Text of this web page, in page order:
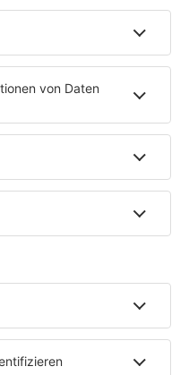
"I'm Still
außer Kontrolle
zu tun hatten, hört Ihr